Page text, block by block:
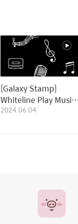
[Galaxy Stamp]
Whiteline Play Music
Stamp｜화이트라인 플
2024.06.04